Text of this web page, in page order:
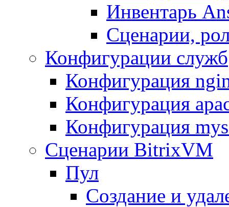
Инвентарь
Сценарии,
Конфигурации служб
Конфигурация
Конфигурация
Конфигурация
Сценарии BitrixVM
Пул
Создание и